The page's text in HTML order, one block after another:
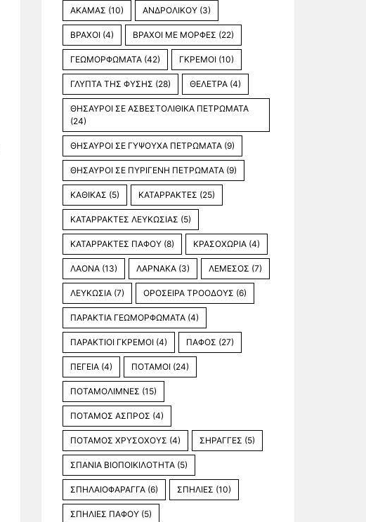
ΑΚΑΜΑΣ (10) ΑΝΔΡΟΛΙΚΟΥ (3)
ΒΡΑΧΟΙ (4) ΒΡΑΧΟΙ ΜΕ ΜΟΡΦΕΣ (22)
ΓΕΩΜΟΡΦΩΜΑΤΑ (42) ΓΚΡΕΜΟΙ (10)
ΓΛΥΠΤΑ ΤΗΣ ΦΥΣΗΣ (28) ΘΕΛΕΤΡΑ (4)
ΘΗΣΑΥΡΟΙ ΣΕ ΑΣΒΕΣΤΟΛΙΘΙΚΑ ΠΕΤΡΩΜΑΤΑ
(24)
ΘΗΣΑΥΡΟΙ ΣΕ ΓΥΨΟΥΧΑ ΠΕΤΡΩΜΑΤΑ (9)
ΘΗΣΑΥΡΟΙ ΣΕ ΠΥΡΙΓΕΝΗ ΠΕΤΡΩΜΑΤΑ (9)
ΚΑΘΙΚΑΣ (5) ΚΑΤΑΡΡΑΚΤΕΣ (25)
ΚΑΤΑΡΡΑΚΤΕΣ ΛΕΥΚΩΣΙΑΣ (5)
ΚΑΤΑΡΡΑΚΤΕΣ ΠΑΦΟΥ (8) ΚΡΑΣΟΧΩΡΙΑ (4)
ΛΑΟΝΑ (13) ΛΑΡΝΑΚΑ (3) ΛΕΜΕΣΟΣ (7)
ΛΕΥΚΩΣΙΑ (7) ΟΡΟΣΕΙΡΑ ΤΡΟΟΔΟΥΣ (6)
ΠΑΡΑΚΤΙΑ ΓΕΩΜΟΡΦΩΜΑΤΑ (4)
ΠΑΡΑΚΤΙΟΙ ΓΚΡΕΜΟΙ (4) ΠΑΦΟΣ (27)
ΠΕΓΕΙΑ (4) ΠΟΤΑΜΟΙ (24)
ΠΟΤΑΜΟΛΙΜΝΕΣ (15)
ΠΟΤΑΜΟΣ ΑΣΠΡΟΣ (4)
ΠΟΤΑΜΟΣ ΧΡΥΣΟΧΟΥΣ (4) ΣΗΡΑΓΓΕΣ (5)
ΣΠΑΝΙΑ ΒΙΟΠΟΙΚΙΛΟΤΗΤΑ (5)
ΣΠΗΛΑΙΟΦΑΡΑΓΓΑ (6) ΣΠΗΛΙΕΣ (10)
ΣΠΗΛΙΕΣ ΠΑΦΟΥ (5)